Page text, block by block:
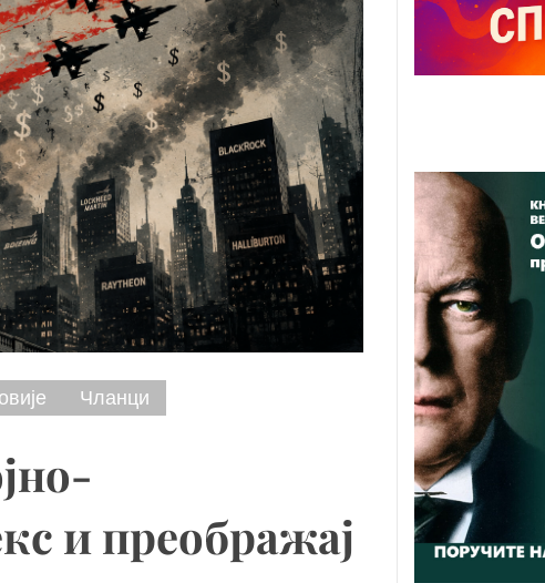
Чланци
и преображај